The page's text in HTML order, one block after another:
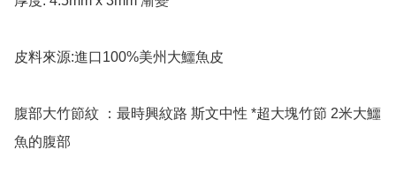
皮料來源:進口100%美州大鱷魚皮
腹部大竹節紋 ：最時興紋路 斯文中性 *超大塊竹節 2米大鱷
魚的腹部